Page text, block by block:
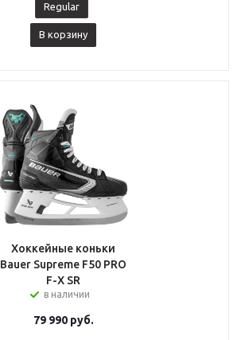
Regular
В корзину
Хоккейные коньки
Bauer Supreme F50 PRO
F-X SR
в наличии
79 990руб.